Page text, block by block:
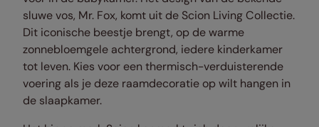
sluwe vos, Mr. Fox, komt uit de Scion Living Collectie.
Dit iconische beestje brengt, op de warme
zonnebloemgele achtergrond, iedere kinderkamer
tot leven. Kies voor een thermisch-verduisterende
voering als je deze raamdecoratie op wilt hangen in
de slaapkamer.